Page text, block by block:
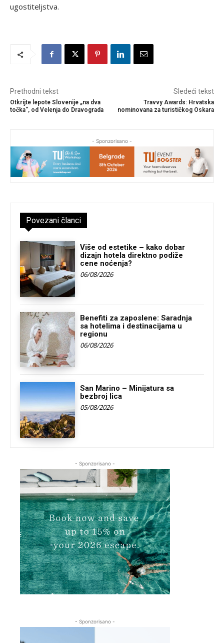
ugostiteljstva.
Prethodni tekst
Otkrijte lepote Slovenije „na dva
točka“, od Velenja do Dravograda
Sledeći tekst
Travvy Awards: Hrvatska
nominovana za turističkog Oskara
- Sponzorisano -
Povezani članci
Više od estetike – kako dobar
dizajn hotela direktno podiže
cene noćenja?
06/08/2026
Benefiti za zaposlene: Saradnja
sa hotelima i destinacijama u
regionu
06/08/2026
San Marino – Minijatura sa
bezbroj lica
05/08/2026
- Sponzorisano -
- Sponzorisano -